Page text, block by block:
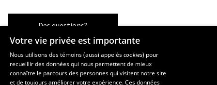
Des questions?
Les écoles et la recherche
École d’art
Votre vie privée est importante
Nous utilisons des témoins (aussi appeléscookies) pour
recueillir des données qui nous permettent de mieux
connaître le parcours des personnes qui visitent notre site
et de toujours améliorer votre expérience. Ces données